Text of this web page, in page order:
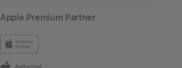
Apple Premium Partner